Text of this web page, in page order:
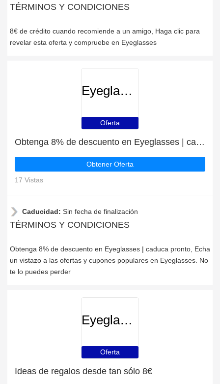
TÉRMINOS Y CONDICIONES
8€ de crédito cuando recomiende a un amigo, Haga clic para
revelar esta oferta y compruebe en Eyeglasses
Eyeglasses
Oferta
Obtenga 8% de descuento en Eyeglasses | caduca pronto
Obtener Oferta
17 Vistas
Caducidad: Sin fecha de finalización
TÉRMINOS Y CONDICIONES
Obtenga 8% de descuento en Eyeglasses | caduca pronto, Echa
un vistazo a las ofertas y cupones populares en Eyeglasses. No
te lo puedes perder
Eyeglasses
Oferta
Ideas de regalos desde tan sólo 8€